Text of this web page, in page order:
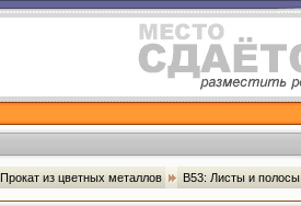
из цветных металлов В53: Листы и полосы